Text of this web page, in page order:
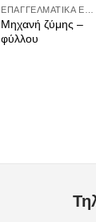
Μηχανή ζύμης –
φύλλου